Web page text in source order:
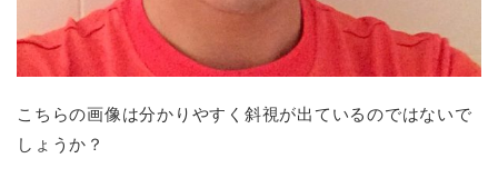
こちらの画像は分かりやすく斜視が出ているのではないで
しょうか？